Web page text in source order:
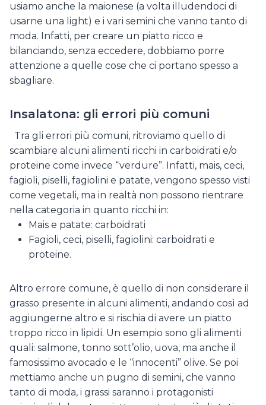
usiamo anche la maionese (a volta illudendoci di
usarne una light) e i vari semini che vanno tanto di
moda. Infatti, per creare un piatto ricco e
bilanciando, senza eccedere, dobbiamo porre
attenzione a quelle cose che ci portano spesso a
sbagliare.
Insalatona: gli errori più comuni
Tra gli errori più comuni, ritroviamo quello di
scambiare alcuni alimenti ricchi in carboidrati e/o
proteine come invece “verdure”. Infatti, mais, ceci,
fagioli, piselli, fagiolini e patate, vengono spesso visti
come vegetali, ma in realtà non possono rientrare
nella categoria in quanto ricchi in:
Mais e patate: carboidrati
Fagioli, ceci, piselli, fagiolini: carboidrati e
proteine.
Altro errore comune, è quello di non considerare il
grasso presente in alcuni alimenti, andando così ad
aggiungerne altro e si rischia di avere un piatto
troppo ricco in lipidi. Un esempio sono gli alimenti
quali: salmone, tonno sott’olio, uova, ma anche il
famosissimo avocado e le “innocenti” olive. Se poi
mettiamo anche un pugno di semini, che vanno
tanto di moda, i grassi saranno i protagonisti